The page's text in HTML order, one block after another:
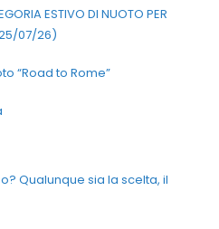
ESTIVO DI NUOTO PER
07/26)
“Road to Rome”
Qualunque sia la scelta, il